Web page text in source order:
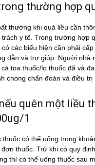
thường hợp
thường khi quá liều cần
y tế. Trong trường hợp
có các biểu hiện cần phải
dẫn và trợ giúp. Người nhà
toa thuốc/lọ thuốc đã và
chóng chẩn đoán và điều trị
quên một liều
1
có thể uống trong
thuốc. Trừ khi có quy
thì có thể uống thuốc sau